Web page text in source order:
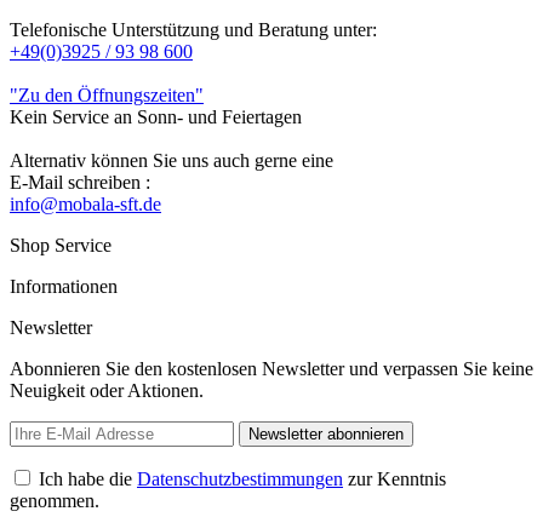
Telefonische Unterstützung und Beratung unter:
+49(0)3925 / 93 98 600
"Zu den Öffnungszeiten"
Kein Service an Sonn- und Feiertagen
Alternativ können Sie uns auch gerne eine
E-Mail schreiben :
info@mobala-sft.de
Shop Service
Informationen
Newsletter
Abonnieren Sie den kostenlosen Newsletter und verpassen Sie keine
Neuigkeit oder Aktionen.
Newsletter abonnieren
Ich habe die Datenschutzbestimmungen zur Kenntnis
genommen.